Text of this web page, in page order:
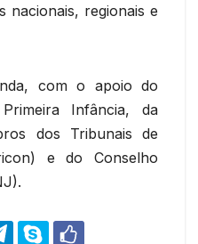
nacionais, regionais e
com o apoio do
Infância, da
dos Tribunais de
e do Conselho